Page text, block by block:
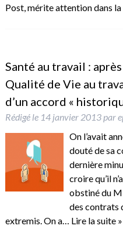
Post, mérite attention dans
Santé au travail :
Qualité de Vie au
d’un accord «
Rédigé le 14 janvier 2013par
On l’avait
douté de sa
dernière
croire qu’il
obstiné du
des contrats
extremis. On a… Lire la suite »